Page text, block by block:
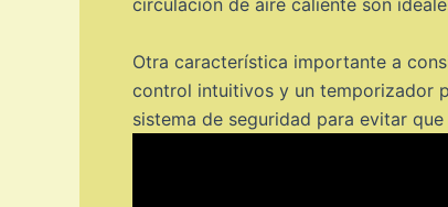
Otra característica importante a
control intuitivos y un temporizador
sistema de seguridad para evitar